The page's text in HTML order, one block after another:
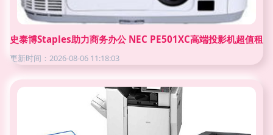
史泰博Staples助力商务办公 NEC PE501XC高端投影机超值租
更新时间：2026-08-06 11:18:03